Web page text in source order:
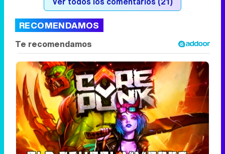
Corepunk MMORPG
Un verdadero MMORPG de la vieja escuela
¡Cómo los de antes, pero mejor!